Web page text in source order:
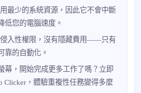
最少的系統資源，因此它不會中斷
低您的電腦速度。
入性權限，沒有隱藏費用——只有
靠的自動化。
幕，開始完成更多工作了嗎？立即
Clicker，體驗重複性任務變得多麼